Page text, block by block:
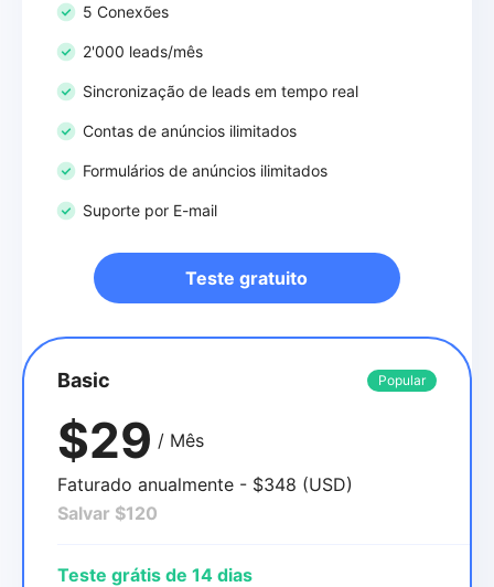
5 Conexões
2'000 leads/mês
Sincronização de leads em tempo real
Contas de anúncios ilimitados
Formulários de anúncios ilimitados
Suporte por E-mail
Teste gratuito
Basic Popular
$29 / Mês
Faturado anualmente - $348 (USD)
Salvar $120
Teste grátis de 14 dias